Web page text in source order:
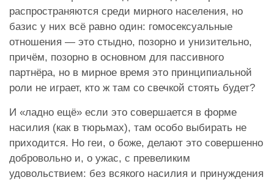
распространяются среди мирного населения, но
базис у них всё равно один: гомосексуальные
отношения — это стыдно, позорно и унизительно,
причём, позорно в основном для пассивного
партнёра, но в мирное время это принципиальной
роли не играет, кто ж там со свечкой стоять будет?
И «ладно ещё» если это совершается в форме
насилия (как в тюрьмах), там особо выбирать не
приходится. Но геи, о боже, делают это совершенно
добровольно и, о ужас, с превеликим
удовольствием: без всякого насилия и принуждения